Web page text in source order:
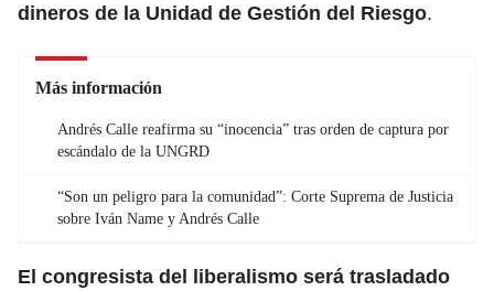
dineros de la Unidad de Gestión del Riesgo.
Más información
Andrés Calle reafirma su “inocencia” tras orden de captura por
escándalo de la UNGRD
“Son un peligro para la comunidad”: Corte Suprema de Justicia
sobre Iván Name y Andrés Calle
El congresista del liberalismo será trasladado